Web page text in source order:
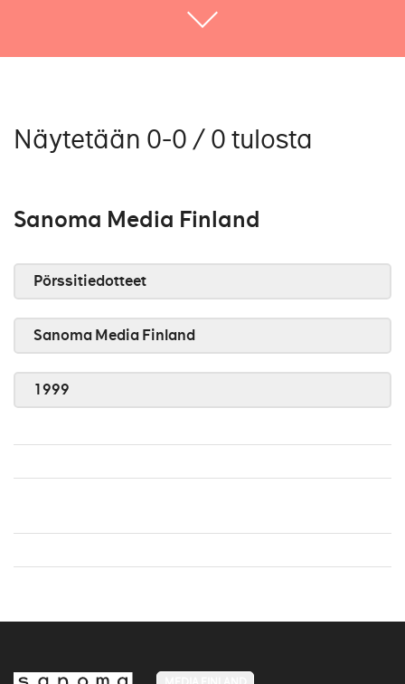
Näytetään 0-0 / 0 tulosta
Sanoma Media Finland
Pörssitiedotteet
Sanoma Media Finland
1999